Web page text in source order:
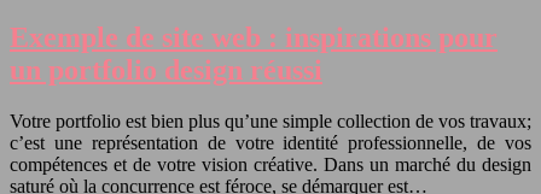
Exemple de site web : inspirations pour
un portfolio design réussi
Votre portfolio est bien plus qu’une simple collection de vos travaux;
c’est une représentation de votre identité professionnelle, de vos
compétences et de votre vision créative. Dans un marché du design
saturé où la concurrence est féroce, se démarquer est…